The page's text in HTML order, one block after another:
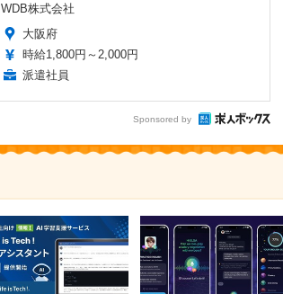
WDB株式会社
大阪府
時給1,800円～2,000円
派遣社員
Sponsored by